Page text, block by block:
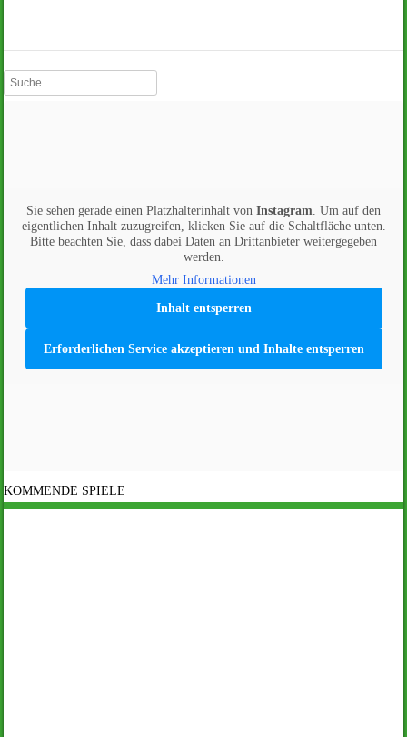
Suche
Sie sehen gerade einen Platzhalterinhalt von Instagram. Um auf den
eigentlichen Inhalt zuzugreifen, klicken Sie auf die Schaltfläche unten.
Bitte beachten Sie, dass dabei Daten an Drittanbieter weitergegeben
werden.
Mehr Informationen
Inhalt entsperren
Erforderlichen Service akzeptieren und Inhalte entsperren
KOMMENDE SPIELE